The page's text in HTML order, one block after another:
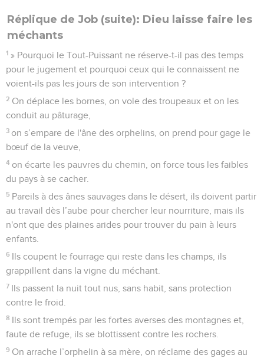
Réplique de Job (suite): Dieu laisse faire les
méchants
1 » Pourquoi le Tout-Puissant ne réserve-t-il pas des temps
pour le jugement et pourquoi ceux qui le connaissent ne
voient-ils pas les jours de son intervention ?
2 On déplace les bornes, on vole des troupeaux et on les
conduit au pâturage,
3 on s’empare de l'âne des orphelins, on prend pour gage le
bœuf de la veuve,
4 on écarte les pauvres du chemin, on force tous les faibles
du pays à se cacher.
5 Pareils à des ânes sauvages dans le désert, ils doivent partir
au travail dès l’aube pour chercher leur nourriture, mais ils
n'ont que des plaines arides pour trouver du pain à leurs
enfants.
6 Ils coupent le fourrage qui reste dans les champs, ils
grappillent dans la vigne du méchant.
7 Ils passent la nuit tout nus, sans habit, sans protection
contre le froid.
8 Ils sont trempés par les fortes averses des montagnes et,
faute de refuge, ils se blottissent contre les rochers.
9 On arrache l’orphelin à sa mère, on réclame des gages au